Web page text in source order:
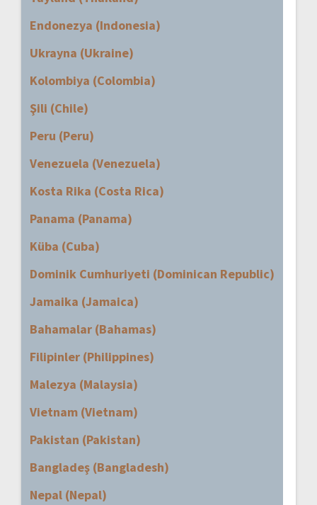
Endonezya (Indonesia)
Ukrayna (Ukraine)
Kolombiya (Colombia)
Şili (Chile)
Peru (Peru)
Venezuela (Venezuela)
Kosta Rika (Costa Rica)
Panama (Panama)
Küba (Cuba)
Dominik Cumhuriyeti (Dominican Republic)
Jamaika (Jamaica)
Bahamalar (Bahamas)
Filipinler (Philippines)
Malezya (Malaysia)
Vietnam (Vietnam)
Pakistan (Pakistan)
Bangladeş (Bangladesh)
Nepal (Nepal)